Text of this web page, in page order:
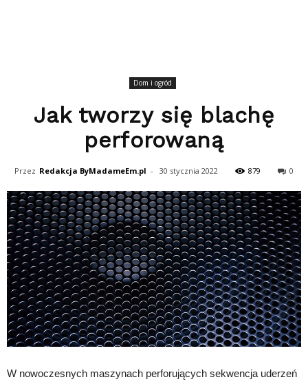
Dom i ogród
Jak tworzy się blachę
perforowaną
Przez Redakcja ByMadameEm.pl - 30 stycznia 2022 879 0
W nowoczesnych maszynach perforujących sekwencja uderzeń